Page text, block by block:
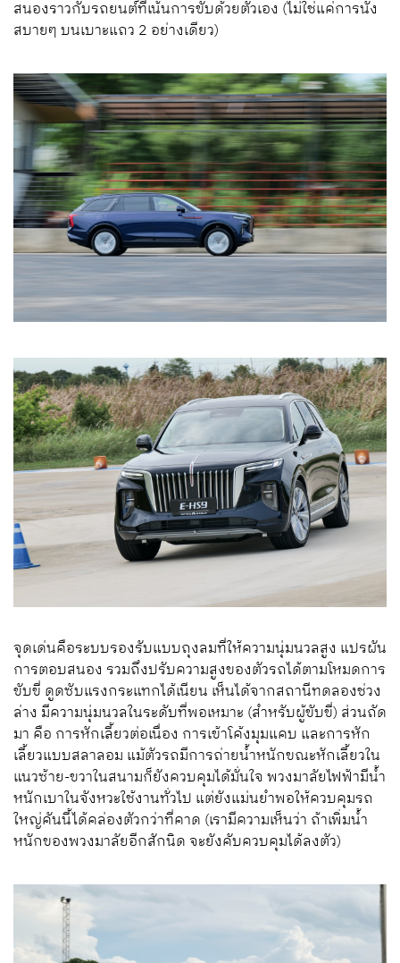
สนองราวกับรถยนต์ที่เน้นการขับด้วยตัวเอง (ไม่ใช่แค่การนั่ง
สบายๆ บนเบาะแถว 2 อย่างเดียว)
จุดเด่นคือระบบรองรับแบบถุงลมที่ให้ความนุ่มนวลสูง แปรผัน
การตอบสนอง รวมถึงปรับความสูงของตัวรถได้ตามโหมดการ
ขับขี่ ดูดซับแรงกระแทกได้เนียน เห็นได้จากสถานีทดลองช่วง
ล่าง มีความนุ่มนวลในระดับที่พอเหมาะ (สำหรับผู้ขับขี่) ส่วนถัด
มา คือ การหักเลี้ยวต่อเนื่อง การเข้าโค้งมุมแคบ และการหัก
เลี้ยวแบบสลาลอม แม้ตัวรถมีการถ่ายน้ำหนักขณะหักเลี้ยวใน
แนวซ้าย-ขวาในสนามก็ยังควบคุมได้มั่นใจ พวงมาลัยไฟฟ้ามีน้ำ
หนักเบาในจังหวะใช้งานทั่วไป แต่ยังแม่นยำพอให้ควบคุมรถ
ใหญ่คันนี้ได้คล่องตัวกว่าที่คาด (เรามีความเห็นว่า ถ้าเพิ่มน้ำ
หนักของพวงมาลัยอีกสักนิด จะยังคับควบคุมได้ลงตัว)